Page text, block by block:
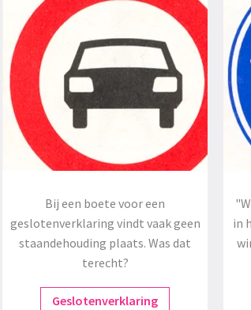
Bij een boete voor een
geslotenverklaring vindt vaak geen
staandehouding plaats. Was dat
terecht?
Geslotenverklaring
in